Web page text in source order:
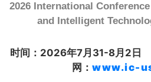
2026 International
and Intelligent
时间：2026年7月31-8月2
网：www.ic-